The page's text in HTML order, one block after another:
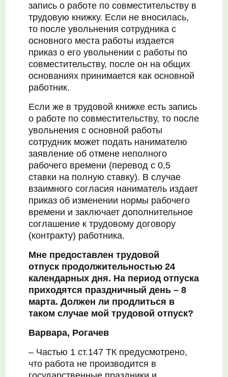
запись о работе по совместительству в
трудовую книжку. Если не вносилась,
то после увольнения сотрудника с
основного места работы издается
приказ о его увольнении с работы по
совместительству, после он на общих
основаниях принимается как основной
работник.
Если же в трудовой книжке есть запись
о работе по совместительству, то после
увольнения с основной работы
сотрудник может подать нанимателю
заявление об отмене неполного
рабочего времени (перевод с 0,5
ставки на полную ставку). В случае
взаимного согласия наниматель издает
приказ об изменении нормы рабочего
времени и заключает дополнительное
соглашение к трудовому договору
(контракту) работника.
Мне предоставлен трудовой
отпуск продолжительностью 24
календарных дня. На период отпуска
приходятся праздничный день – 8
марта. Должен ли продлиться в
таком случае мой трудовой отпуск?
Варвара, Рогачев
– Частью 1 ст.147 ТК предусмотрено,
что работа не производится в